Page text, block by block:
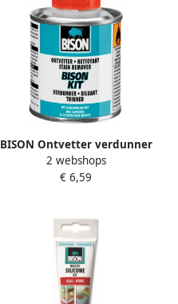
BISON Ontvetter verdunner
Voor Kit 250ml | Mtools
2 webshops
€ 6,59